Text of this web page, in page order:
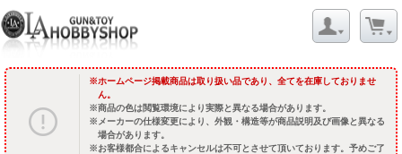
ホームページ掲載商品は取り扱い品であり、全てを在庫しておりませ
ん。
商品の色は閲覧環境により実際と異なる場合があります。
メーカーの仕様変更により、外観・構造等が商品説明及び画像と異なる
場合があります。
お客様都合によるキャンセルは不可とさせて頂いております。予めご了